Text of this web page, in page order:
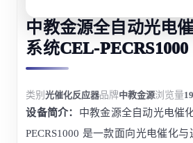
中教金源全自动光电
系统CEL-PECRS1000
类别光催化反应器品牌中教金源浏览量
设备简介： 中教金源全自动光电催
PECRS1000 是一款面向光电催化